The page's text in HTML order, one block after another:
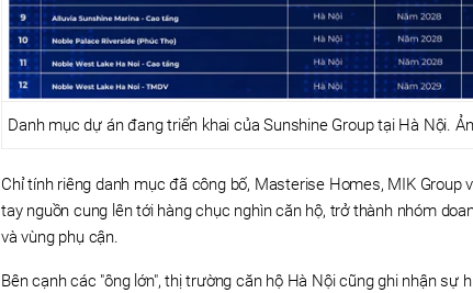
Danh mục dự án đang triển khai của Sunshine Group tại Hà Nội.
Chỉ tính riêng danh mục đã công bố, Masterise Homes, MIK Group
tay nguồn cung lên tới hàng chục nghìn căn hộ, trở thành nhóm
và vùng phụ cận.
Bên cạnh các "ông lớn", thị trường căn hộ Hà Nội cũng ghi nhận sự